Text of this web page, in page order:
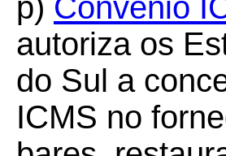
p) Convênio
autoriza os
do Sul a
ICMS no